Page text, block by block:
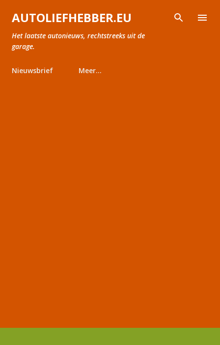
Doorgaan naar hoofdcontent
AUTOLIEFHEBBER.EU
Het laatste autonieuws, rechtstreeks uit de
garage.
Nieuwsbrief Meer…